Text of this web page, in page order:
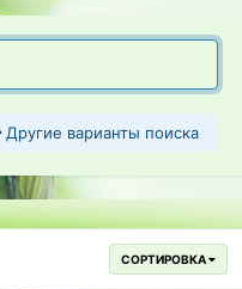
Другие варианты поиска
СОРТИРОВКА